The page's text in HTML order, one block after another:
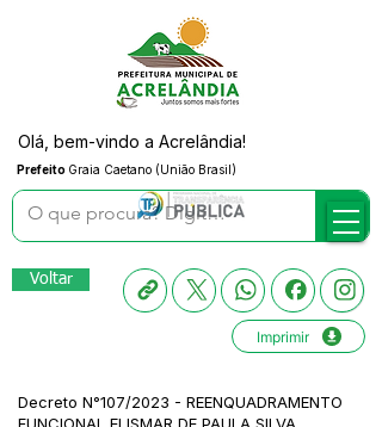
Prefeito Graia Caetano (União Brasil)
Olá, bem-vindo a Acrelândia!
Voltar
Imprimir
Decreto N°107/2023 - REENQUADRAMENTO